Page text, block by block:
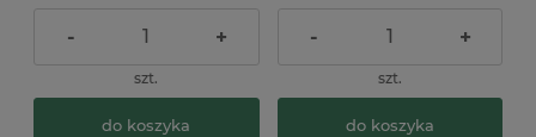
- +
szt.
do koszyka
- +
szt.
do koszyka